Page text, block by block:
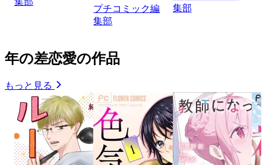
プチコミック編
集部
集部
年の差恋愛の作品
もっと見る